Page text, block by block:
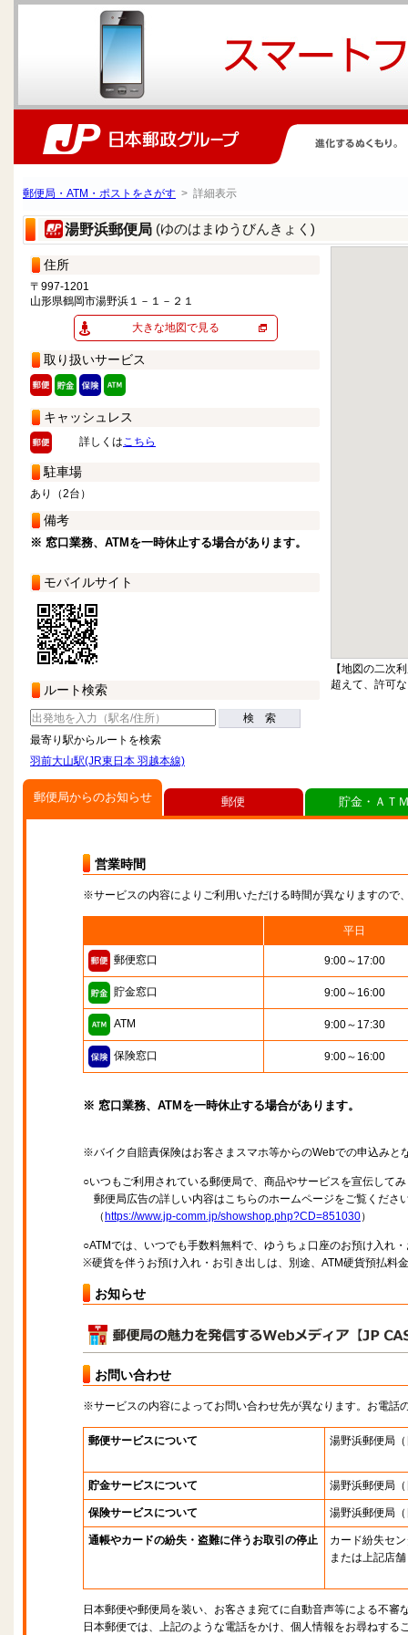
郵便局・ATM・ポストをさがす > 詳細表示
湯野浜郵便局 (ゆのはまゆうびんきょく)
住所
〒997-1201
山形県鶴岡市湯野浜１－１－２１
大きな地図で見る
取り扱いサービス
キャッシュレス
詳しくはこちら
駐車場
あり（2台）
備考
※ 窓口業務、ATMを一時休止する場合があります。
モバイルサイト
ルート検索
検 索
最寄り駅からルートを検索
羽前大山駅(JR東日本 羽越本線)
【地図の二次
超えて、許可
郵便局からのお知らせ
営業時間
※サービスの内容によりご利用いただける時間が異なりますので
平日
郵便窓口 9:00～17:00
貯金窓口 9:00～16:00
ATM 9:00～17:30
保険窓口 9:00～16:00
※ 窓口業務、ATMを一時休止する場合があります。
※バイク自賠責保険はお客さまスマホ等からのWebでの申込みと
○いつもご利用されている郵便局で、商品やサービスを宣伝して
郵便局広告の詳しい内容はこちらのホームページをご覧くださ
（ https://www.jp-comm.jp/showshop.php?CD=851030）
○ATMでは、いつでも手数料無料で、ゆうちょ口座のお預け入れ
※硬貨を伴うお預け入れ・お引き出しは、別途、ATM硬貨預払料
お知らせ
お問い合わせ
※サービスの内容によってお問い合わせ先が異なります。お電話
郵便サービスについて 湯野浜郵便局
貯金サービスについて 湯野浜郵便局
保険サービスについて 湯野浜郵便局
通帳やカードの紛失・盗難に伴うお取引の停止
カード紛失セ
または上記店舗
日本郵便や郵便局を装い、お客さま宛てに自動音声等による不審
日本郵便では、上記のような電話をかけ、個人情報をお尋ねする
郵便 貯金・ＡＴ